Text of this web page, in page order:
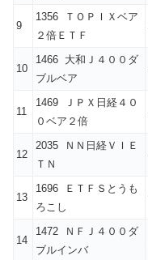
9
1356 ＴＯＰＩＸベア
２倍ＥＴＦ
10
1466 大和Ｊ４００ダ
ブルベア
11
1469 ＪＰＸ日経４０
０ベア２倍
12
2035 ＮＮ日経ＶＩＥ
ＴＮ
13
1696 ＥＴＦＳとうも
ろこし
14
1472 ＮＦＪ４００ダ
ブルインバ